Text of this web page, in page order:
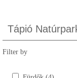
Tápió
Filter by